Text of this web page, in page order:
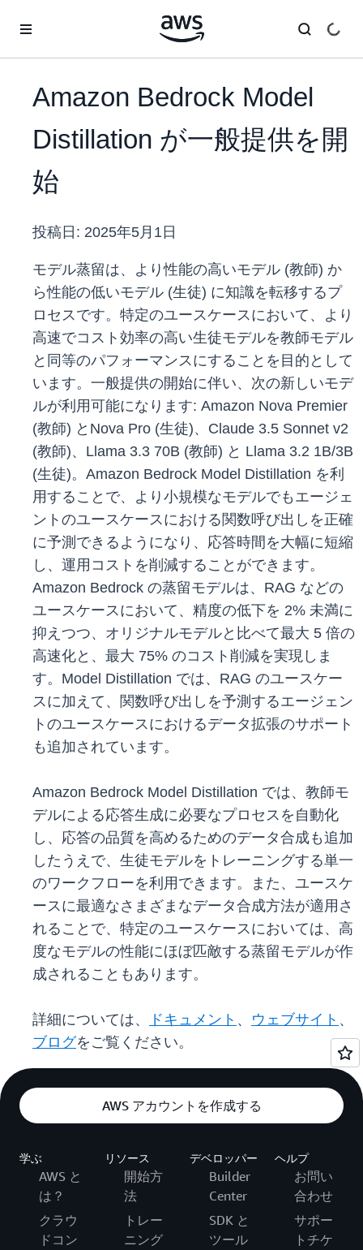
Amazon Bedrock Model
Distillation が一般提供を開
始
投稿日: 2025年5月1日
モデル蒸留は、より性能の高いモデル (教師) か
ら性能の低いモデル (生徒) に知識を転移するプ
ロセスです。特定のユースケースにおいて、より
高速でコスト効率の高い生徒モデルを教師モデル
と同等のパフォーマンスにすることを目的として
います。一般提供の開始に伴い、次の新しいモデ
ルが利用可能になります: Amazon Nova Premier
(教師) とNova Pro (生徒)、Claude 3.5 Sonnet v2
(教師)、Llama 3.3 70B (教師) と Llama 3.2 1B/3B
(生徒)。Amazon Bedrock Model Distillation を利
用することで、より小規模なモデルでもエージェ
ントのユースケースにおける関数呼び出しを正確
に予測できるようになり、応答時間を大幅に短縮
し、運用コストを削減することができます。
Amazon Bedrock の蒸留モデルは、RAG などの
ユースケースにおいて、精度の低下を 2% 未満に
抑えつつ、オリジナルモデルと比べて最大 5 倍の
高速化と、最大 75% のコスト削減を実現しま
す。Model Distillation では、RAG のユースケー
スに加えて、関数呼び出しを予測するエージェン
トのユースケースにおけるデータ拡張のサポート
も追加されています。
Amazon Bedrock Model Distillation では、教師モ
デルによる応答生成に必要なプロセスを自動化
し、応答の品質を高めるためのデータ合成も追加
したうえで、生徒モデルをトレーニングする単一
のワークフローを利用できます。また、ユースケ
ースに最適なさまざまなデータ合成方法が適用さ
れることで、特定のユースケースにおいては、高
度なモデルの性能にほぼ匹敵する蒸留モデルが作
成されることもあります。
詳細については、 ドキュメント 、 ウェブサイト 、
ブログをご覧ください。
AWS アカウントを作成する
学ぶ
AWS と
は？
クラウ
ドコン
リソース
開始方
法
トレー
ニング
デベロッパー
Builder
Center
SDK と
ツール
ヘルプ
お問い
合わせ
サポー
トチケ